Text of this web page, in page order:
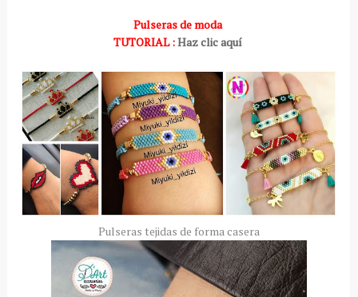
Pulseras de moda
TUTORIAL :Haz clic aquí
Pulseras tejidas de forma casera